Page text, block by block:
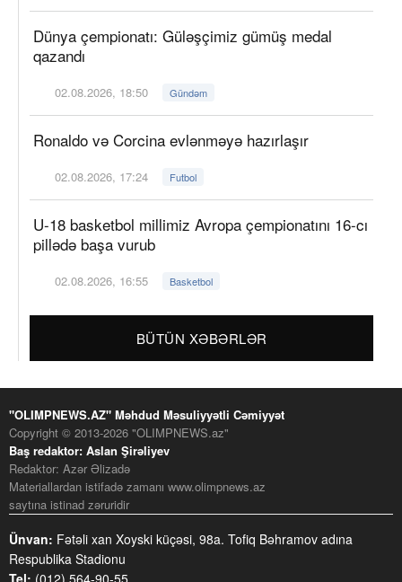
Dünya çempionatı: Güləşçimiz gümüş medal
qazandı
02.08.2026, 18:50 Gündəm
Ronaldo və Corcina evlənməyə hazırlaşır
02.08.2026, 17:24 Futbol
U-18 basketbol millimiz Avropa çempionatını 16-cı
pillədə başa vurub
02.08.2026, 16:55 Basketbol
BÜTÜN XƏBƏRLƏR
"OLIMPNEWS.AZ" Məhdud Məsuliyyətli Cəmiyyət
Copyright © 2013-2026 "OLIMPNEWS.az"
Baş redaktor: Aslan Şirəliyev
Redaktor: Azər Əlizadə
Materiallardan istifadə zamanı www.olimpnews.az
saytına istinad zəruridir
Ünvan: Fətəli xan Xoyski küçəsi, 98a. Tofiq Bəhramov adına
Respublika Stadionu
Tel: (012) 564-90-55